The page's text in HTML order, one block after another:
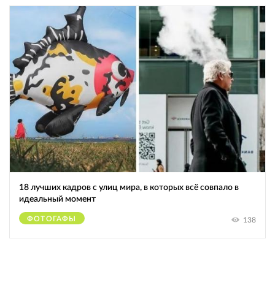
18 лучших кадров с улиц мира, в которых всё совпало в
идеальный момент
ФОТОГАФЫ 138